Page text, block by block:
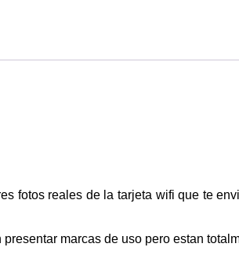
fotos reales de la tarjeta wifi que te
marcas de uso pero estan